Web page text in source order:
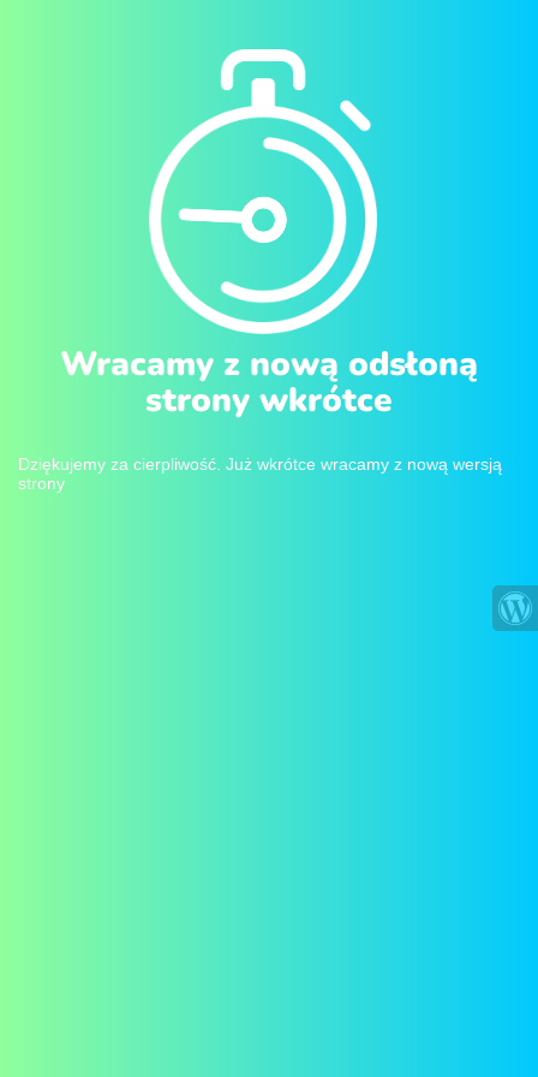
Wracamy z nową odsłoną
strony wkrótce
Dziękujemy za cierpliwość. Już wkrótce wracamy z nową wersją
strony